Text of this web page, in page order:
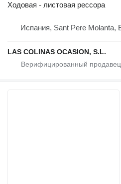
Ходовая - листовая рессора
Испания, Sant Pere Molanta,
LAS COLINAS OCASION, S.L.